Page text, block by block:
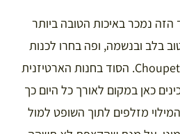
נמכר באיכות הטובה ביותר
בלב ובנשמה, ופה בחרו לכנות
אותן בשם מותג שופט Choupettes. הסוד בחנות הארטיזנית
כאן במקום לאורך כל היום כך
המילוי מזלפים לתוך השופט למול